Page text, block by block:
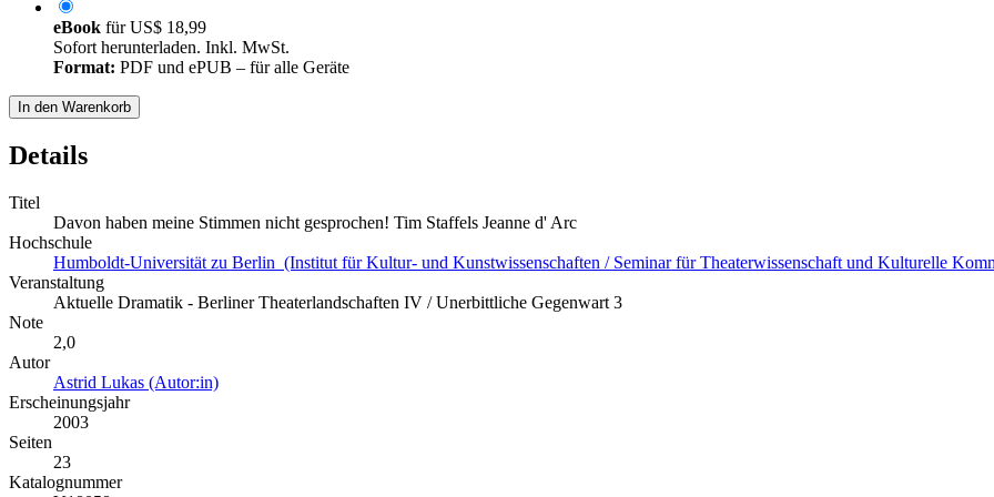
eBook fürUS$ 18,99
Sofort herunterladen. Inkl. MwSt.
Format: PDF und ePUB – für alle Geräte
In den Warenkorb
Details
Titel
Davon haben meine Stimmen nicht gesprochen! Tim Staffels Jeanne d' Arc
Hochschule
Humboldt-Universität zu Berlin (Institut für Kultur- und Kunstwissenschaften / Seminar für Theaterwissenschaft und Kulturelle
Veranstaltung
Aktuelle Dramatik - Berliner Theaterlandschaften IV / Unerbittliche Gegenwart 3
Note
2,0
Autor
Astrid Lukas (Autor:in)
Erscheinungsjahr
2003
Seiten
23
Katalognummer